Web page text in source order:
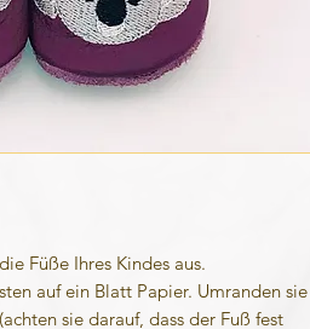
die Füße Ihres Kindes aus.
auf ein Blatt Papier. Umranden sie
sie darauf, dass der Fuß fest